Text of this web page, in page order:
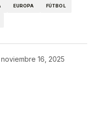
EUROPA FÚTBOL
noviembre 16, 2025